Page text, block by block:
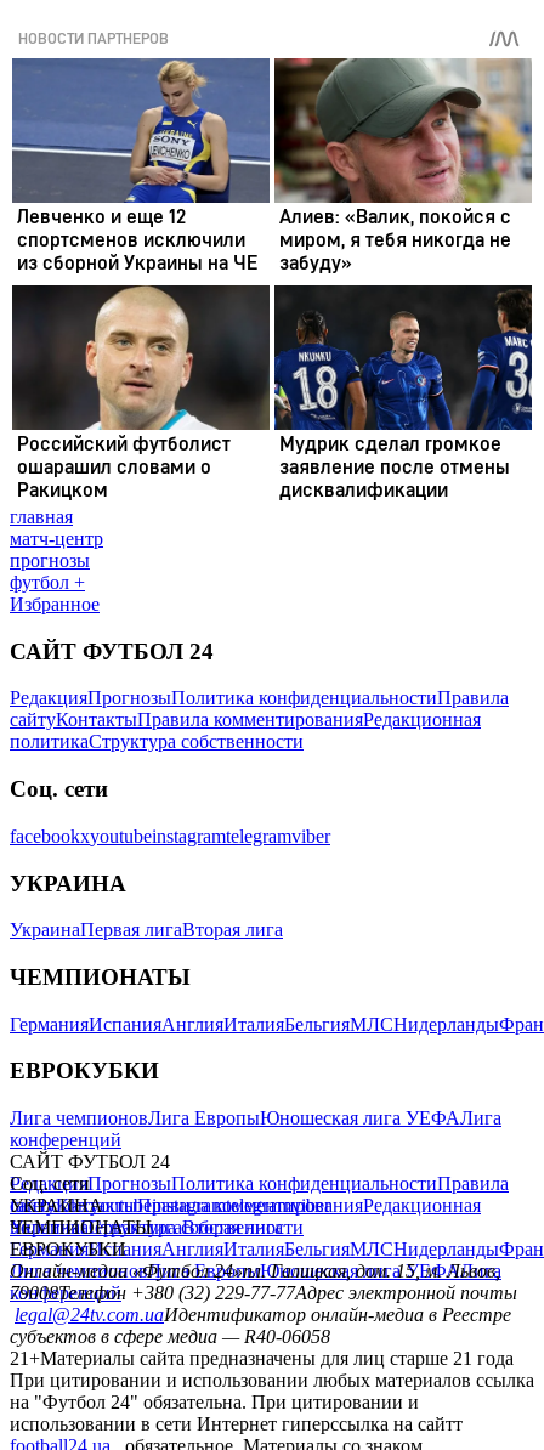
главная
матч-центр
прогнозы
футбол +
Избранное
САЙТ ФУТБОЛ 24
РедакцияПрогнозыПолитика конфиденциальностиПравила
сайтуКонтактыПравила комментированияРедакционная
политикаСтруктура собственности
Соц. сети
facebookxyoutubeinstagramtelegramviber
УКРАИНА
УкраинаПервая лигаВторая лига
ЧЕМПИОНАТЫ
ГерманияИспанияАнглияИталияБельгияМЛСНидерланды
ЕВРОКУБКИ
Лига чемпионовЛига ЕвропыЮношеская лига УЕФАЛига
конференций
САЙТ ФУТБОЛ 24
РедакцияПрогнозыПолитика конфиденциальностиПравила
сайтуКонтактыПравила комментированияРедакционная
политикаСтруктура собственности
Соц. сети
facebookxyoutubeinstagramtelegramviber
УКРАИНА
УкраинаПервая лигаВторая лига
ЧЕМПИОНАТЫ
ГерманияИспанияАнглияИталияБельгияМЛСНидерланды
ЕВРОКУБКИ
Лига чемпионовЛига ЕвропыЮношеская лига УЕФАЛига
конференций
Онлайн-медиа «Футбол 24»пл. Галицкая, дом. 15, м. Львов,
79008Телефон +380 (32) 229-77-77Адрес электронной почты
legal@24tv.com.uaИдентификатор онлайн-медиа в Реестре
субъектов в сфере медиа — R40-06058
21+Материалы сайта предназначены для лиц старше 21 года
При цитировании и использовании любых материалов ссылка
на "Футбол 24" обязательна. При цитировании и
использовании в сети Интернет гиперссылка на сайтт